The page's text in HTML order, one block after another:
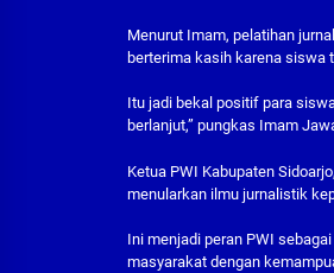
Menurut Imam, pelatihan
berterima kasih karena siswa
Itu jadi bekal positif para
berlanjut,” pungkas Imam
Ketua PWI Kabupaten
menularkan ilmu jurnalistik
Ini menjadi peran PWI
masyarakat dengan